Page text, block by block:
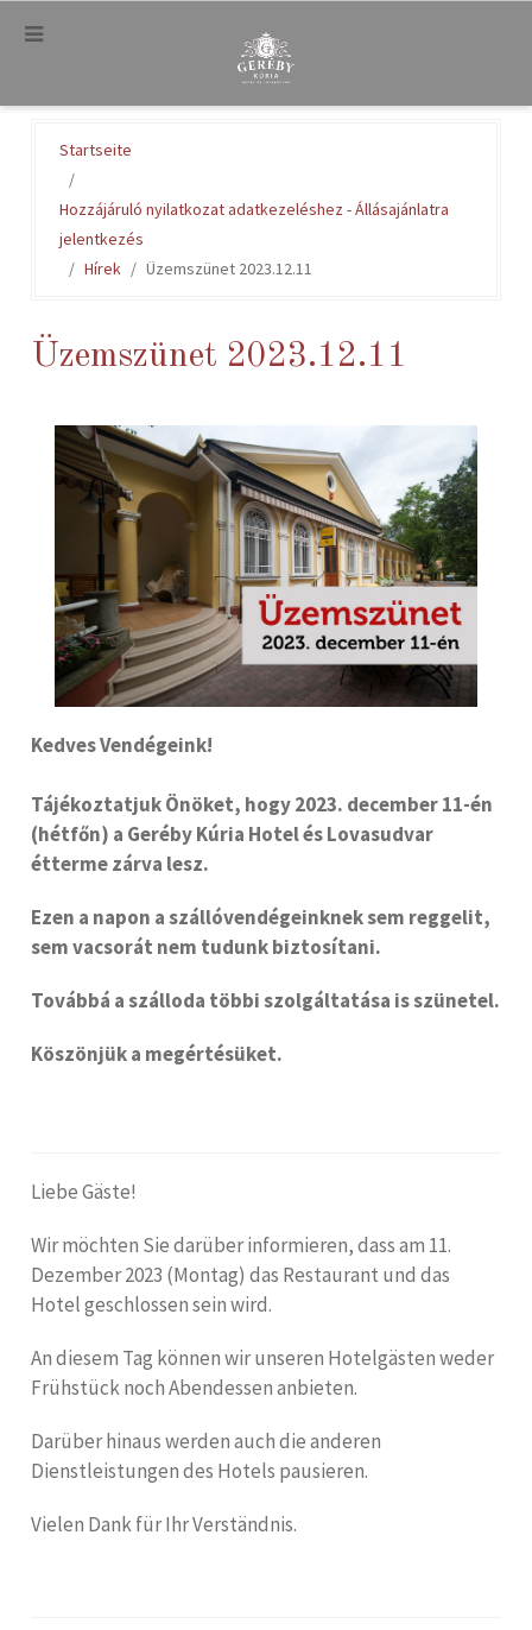
.
Startseite
Hozzájáruló nyilatkozat adatkezeléshez - Állásajánlatra
jelentkezés
Hírek
Üzemszünet 2023.12.11
Üzemszünet 2023.12.11
Kedves Vendégeink!
Tájékoztatjuk Önöket, hogy 2023. december 11-én
(hétfőn) a Geréby Kúria Hotel és Lovasudvar
étterme zárva lesz.
Ezen a napon a szállóvendégeinknek sem reggelit,
sem vacsorát nem tudunk biztosítani.
Továbbá a szálloda többi szolgáltatása is szünetel.
Köszönjük a megértésüket.
Liebe Gäste!
Wir möchten Sie darüber informieren, dass am 11.
Dezember 2023 (Montag) das Restaurant und das
Hotel geschlossen sein wird.
An diesem Tag können wir unseren Hotelgästen weder
Frühstück noch Abendessen anbieten.
Darüber hinaus werden auch die anderen
Dienstleistungen des Hotels pausieren.
Vielen Dank für Ihr Verständnis.